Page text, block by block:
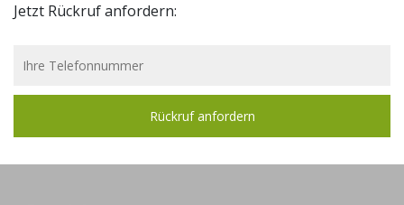
Jetzt Rückruf anfordern: